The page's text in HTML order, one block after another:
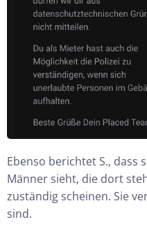
Ebenso berichtet S., dass
Männer sieht, die dort
zuständig scheinen. Sie
sind.